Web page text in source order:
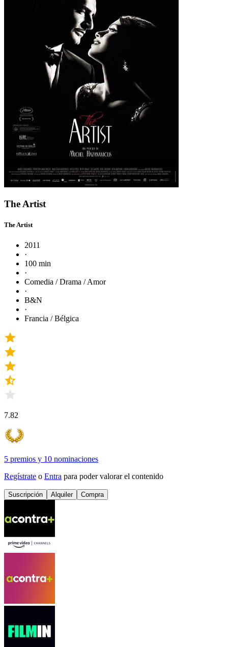
The Artist
The Artist
2011
·
100 min
·
Comedia / Drama / Amor
·
B&N
·
Francia / Bélgica
7.82
5 premios y 10 nominaciones
Regístrate o Entra para poder valorar el contenido
Suscripción Alquiler Compra